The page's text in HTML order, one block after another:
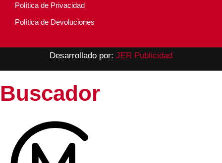
Política de Privacidad
Política de Devoluciones
Desarrollado por: JER Publicidad
Buscador